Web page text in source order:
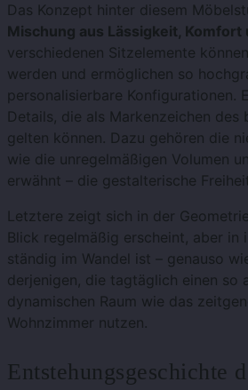
Das Konzept hinter diesem
Mischung aus Lässigkeit, Komfort
verschiedenen Sitzelemente
werden und ermöglichen so
personalisierbare Konfigurationen.
Details, die als Markenzeichen des
gelten können. Dazu gehören die
wie die unregelmäßigen Volumen
erwähnt – die gestalterische
Letztere zeigt sich in der
Blick regelmäßig erscheint, aber in
ständig im Wandel ist – genauso
derjenigen, die tagtäglich einen so
dynamischen Raum wie das
Wohnzimmer nutzen.
Entstehungsgeschichte